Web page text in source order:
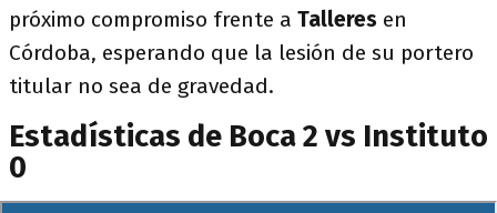
próximo compromiso frente a Talleres en
Córdoba, esperando que la lesión de su portero
titular no sea de gravedad.
Estadísticas de Boca 2 vs Instituto
0